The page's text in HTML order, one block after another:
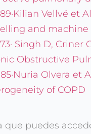
Vellvé et
and machine
Singh D,
Obstructive
Olvera et
of COPD
que puedes